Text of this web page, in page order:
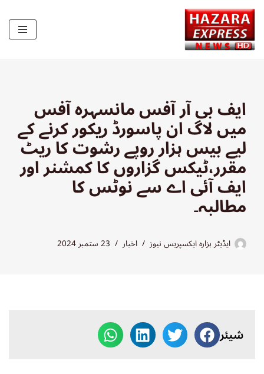
Skip
to
ایف بی آر آفس مانسہرہ آفس
میں لاگ ان پاسورڈ ریکور کرنے کے
لیے بیس ہزار روپے رشوت کا ریٹ
مقرر،ٹیکس گزاروں کا کمشنر اور
ایف آئی اے سے نوٹس کا
مطالبہ۔
ایڈیٹر ہزارہ ایکسپریس نیوز اخبار 23 ستمبر 2024
شیئر